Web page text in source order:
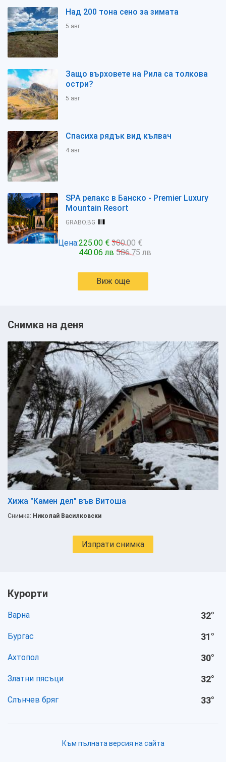
Над 200 тона сено за зимата
5 авг
Защо върховете на Рила са толкова
остри?
5 авг
Спасиха рядък вид кълвач
4 авг
SPA релакс в Банско - Premier Luxury
Mountain Resort
GRABO.BG
Цена:225.00 € 300.00 €
440.06 лв 586.75 лв
Виж още
Снимка на деня
Хижа "Камен дел" във Витоша
Снимка: Николай Василковски
Изпрати снимка
Курорти
Варна 32°
Бургас 31°
Ахтопол 30°
Златни пясъци 32°
Слънчев бряг 33°
Към пълната версия на сайта